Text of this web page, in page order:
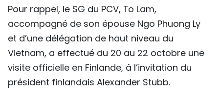
Pour rappel, le SG du PCV, To Lam,
accompagné de son épouse Ngo Phuong Ly
et d’une délégation de haut niveau du
Vietnam, a effectué du 20 au 22 octobre une
visite officielle en Finlande, à l’invitation du
président finlandais Alexander Stubb.